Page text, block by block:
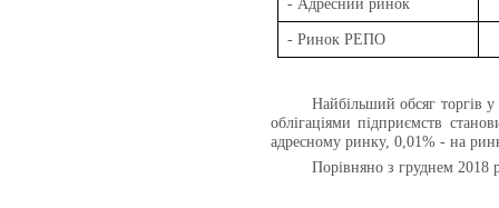
- Адресний ринок
- Ринок РЕПО
Найбільший обсяг торгів у
облігаціями підприємств
адресному ринку, 0,01% - на
Порівняно з груднем 2018